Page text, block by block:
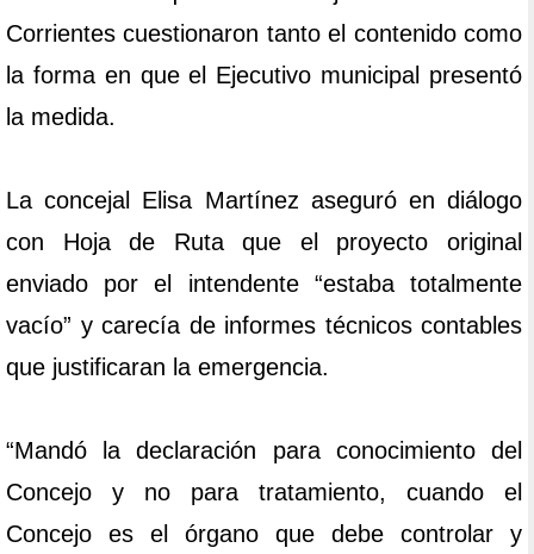
Corrientes cuestionaron tanto el contenido como
la forma en que el Ejecutivo municipal presentó
la medida.
La concejal Elisa Martínez aseguró en diálogo
con Hoja de Ruta que el proyecto original
enviado por el intendente “estaba totalmente
vacío” y carecía de informes técnicos contables
que justificaran la emergencia.
“Mandó la declaración para conocimiento del
Concejo y no para tratamiento, cuando el
Concejo es el órgano que debe controlar y